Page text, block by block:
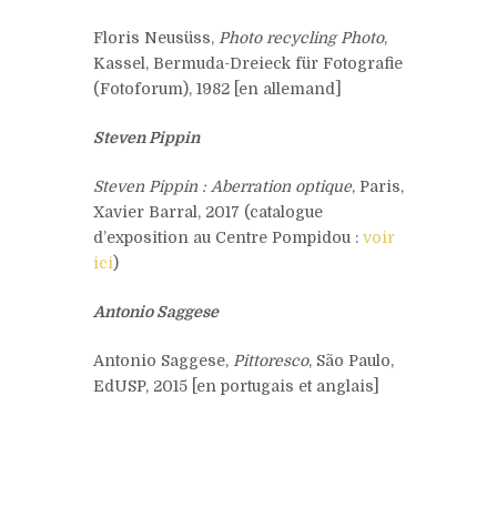
Floris Neusüss, Photo recycling Photo,
Kassel, Bermuda-Dreieck für Fotografie
(Fotoforum), 1982 [en allemand]
Steven Pippin
Steven Pippin : Aberration optique, Paris,
Xavier Barral, 2017 (catalogue
d’exposition au Centre Pompidou : voir
ici)
Antonio Saggese
Antonio Saggese, Pittoresco, São Paulo,
EdUSP, 2015 [en portugais et anglais]